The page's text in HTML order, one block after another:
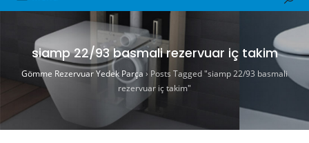
siamp 22/93 basmali rezervuar iç takim
Gömme Rezervuar Yedek Parça › Posts Tagged "siamp 22/93 basmali
rezervuar iç takim"